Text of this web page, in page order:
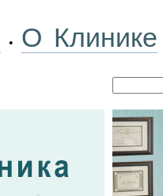
• О Клинике